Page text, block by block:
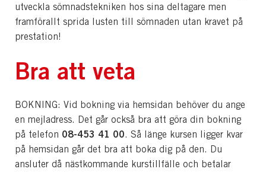
utveckla sömnadstekniken hos sina deltagare men
framförallt sprida lusten till sömnaden utan kravet på
prestation!
Bra att veta
BOKNING: Vid bokning via hemsidan behöver du ange
en mejladress. Det går också bra att göra din bokning
på telefon 08-453 41 00. Så länge kursen ligger kvar
på hemsidan går det bra att boka dig på den. Du
ansluter då nästkommande kurstillfälle och betalar